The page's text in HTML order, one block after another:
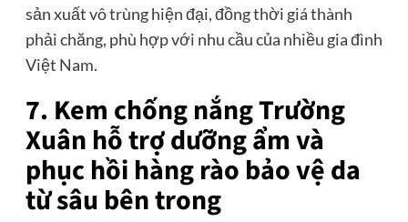
sản xuất vô trùng hiện đại, đồng thời giá thành
phải chăng, phù hợp với nhu cầu của nhiều gia đình
Việt Nam.
7. Kem chống nắng Trường
Xuân hỗ trợ dưỡng ẩm và
phục hồi hàng rào bảo vệ da
từ sâu bên trong